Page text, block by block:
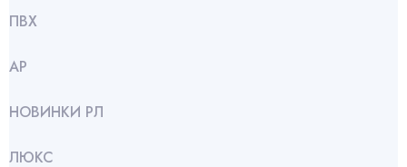
ПВХ
АР
НОВИНКИ РЛ
ЛЮКС